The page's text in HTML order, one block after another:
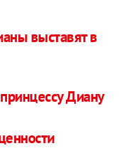
выставят в
Диану